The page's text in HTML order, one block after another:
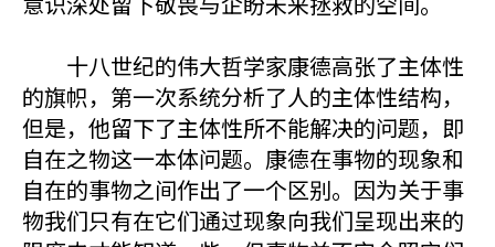
十八世纪的伟大哲学家康德高张了主体性
的旗帜，第一次系统分析了人的主体性结构，
但是，他留下了主体性所不能解决的问题，即
自在之物这一本体问题。康德在事物的现象和
自在的事物之间作出了一个区别。因为关于事
物我们只有在它们通过现象向我们呈现出来的